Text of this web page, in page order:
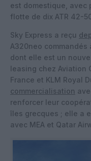
est domestique, avec
flotte de dix ATR 42-
Sky Express a reçu
A320neo commandés
dont elle est un
leasing chez Aviation
France et KLM Royal
commercialisation
renforcer leur
îles grecques ; elle a
avec MEA et Qatar